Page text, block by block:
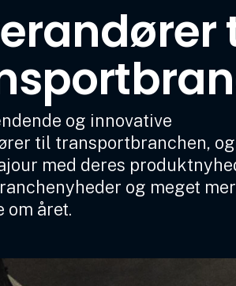
og innovative
til transportbranchen, og
med deres
og meget
om året.